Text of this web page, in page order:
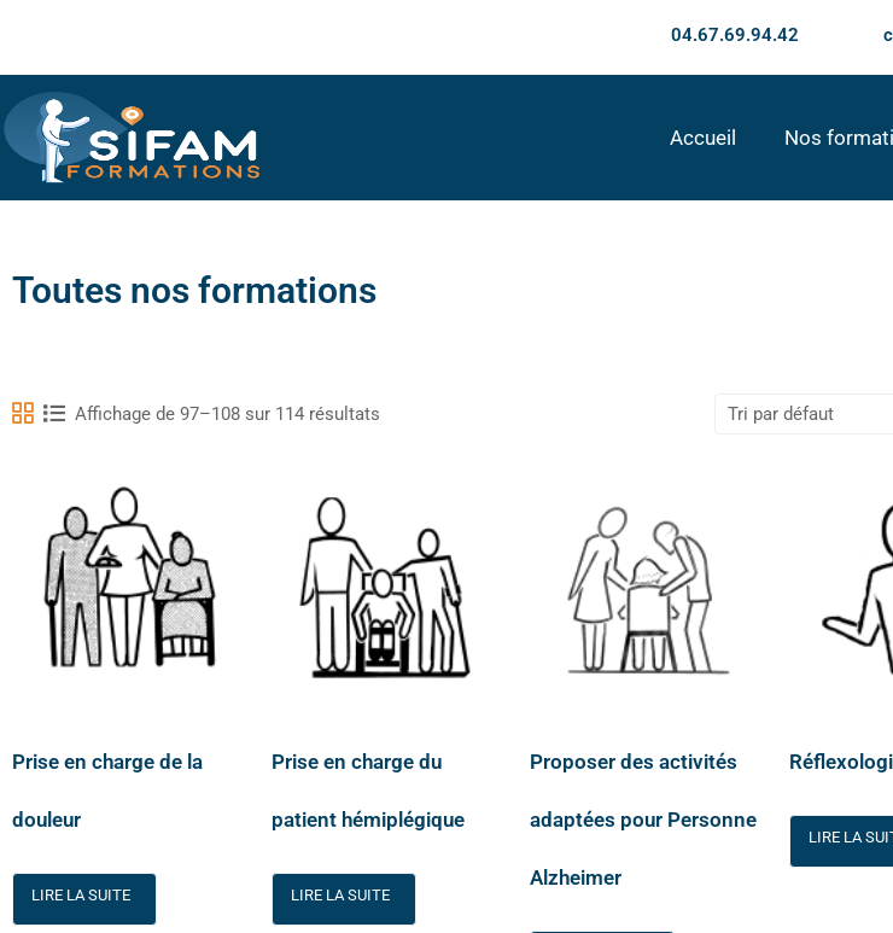
04.67.69.94.42
Accueil Nos
Toutes nos formations
Affichage de 97–108 sur 114 résultats
Prise en charge de la
douleur
LIRE LA SUITE
Prise en charge du
patient hémiplégique
LIRE LA SUITE
Proposer des activités
adaptées pour Personne
Alzheimer
LIRE LA